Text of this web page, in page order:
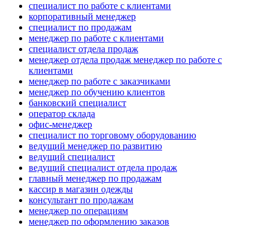
специалист по работе с клиентами
корпоративный менеджер
специалист по продажам
менеджер по работе с клиентами
специалист отдела продаж
менеджер отдела продаж менеджер по работе с
клиентами
менеджер по работе с заказчиками
менеджер по обучению клиентов
банковский специалист
оператор склада
офис-менеджер
специалист по торговому оборудованию
ведущий менеджер по развитию
ведущий специалист
ведущий специалист отдела продаж
главный менеджер по продажам
кассир в магазин одежды
консультант по продажам
менеджер по операциям
менеджер по оформлению заказов